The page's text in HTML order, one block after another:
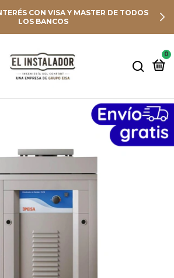
CON VISA Y MASTER DE TODOS
LOS BANCOS
0